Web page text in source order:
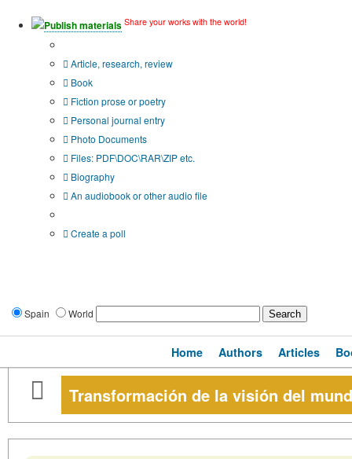
Publish materials Share your works with the world!
Article, research, review
Book
Fiction prose or poetry
Personal journal entry
Photo Documents
Files: PDF\DOC\RAR\ZIP etc.
Biography
An audiobook or other audio file
Create a poll
Spain World
Home Authors Articles
Transformación de la visión del